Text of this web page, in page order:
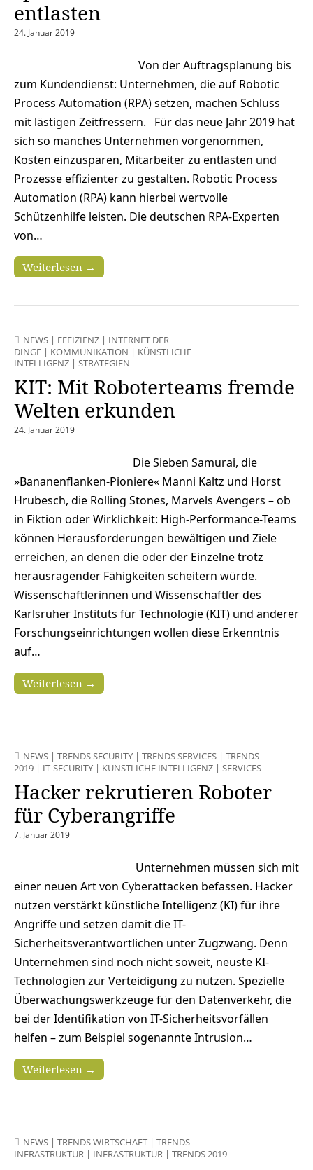
entlasten
24. Januar 2019
Von der Auftragsplanung bis
zum Kundendienst: Unternehmen, die auf Robotic
Process Automation (RPA) setzen, machen Schluss
mit lästigen Zeitfressern. Für das neue Jahr 2019 hat
sich so manches Unternehmen vorgenommen,
Kosten einzusparen, Mitarbeiter zu entlasten und
Prozesse effizienter zu gestalten. Robotic Process
Automation (RPA) kann hierbei wertvolle
Schützenhilfe leisten. Die deutschen RPA-Experten
von…
Weiterlesen →
NEWS | EFFIZIENZ | INTERNET DER
DINGE | KOMMUNIKATION | KÜNSTLICHE
INTELLIGENZ | STRATEGIEN
KIT: Mit Roboterteams fremde
Welten erkunden
24. Januar 2019
Die Sieben Samurai, die
»Bananenflanken-Pioniere« Manni Kaltz und Horst
Hrubesch, die Rolling Stones, Marvels Avengers – ob
in Fiktion oder Wirklichkeit: High-Performance-Teams
können Herausforderungen bewältigen und Ziele
erreichen, an denen die oder der Einzelne trotz
herausragender Fähigkeiten scheitern würde.
Wissenschaftlerinnen und Wissenschaftler des
Karlsruher Instituts für Technologie (KIT) und anderer
Forschungseinrichtungen wollen diese Erkenntnis
auf…
Weiterlesen →
NEWS | TRENDS SECURITY | TRENDS SERVICES | TRENDS
2019 | IT-SECURITY | KÜNSTLICHE INTELLIGENZ | SERVICES
Hacker rekrutieren Roboter
für Cyberangriffe
7. Januar 2019
Unternehmen müssen sich mit
einer neuen Art von Cyberattacken befassen. Hacker
nutzen verstärkt künstliche Intelligenz (KI) für ihre
Angriffe und setzen damit die IT-
Sicherheitsverantwortlichen unter Zugzwang. Denn
Unternehmen sind noch nicht soweit, neuste KI-
Technologien zur Verteidigung zu nutzen. Spezielle
Überwachungswerkzeuge für den Datenverkehr, die
bei der Identifikation von IT-Sicherheitsvorfällen
helfen – zum Beispiel sogenannte Intrusion…
Weiterlesen →
NEWS | TRENDS WIRTSCHAFT | TRENDS
INFRASTRUKTUR | INFRASTRUKTUR | TRENDS 2019